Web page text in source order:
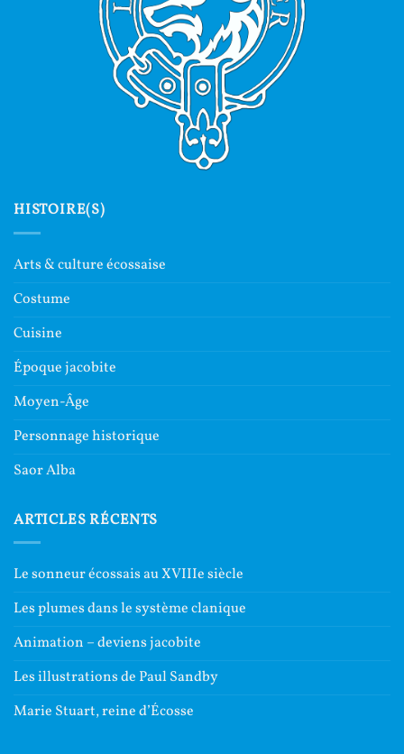
HISTOIRE(S)
Arts & culture écossaise
Costume
Cuisine
Époque jacobite
Moyen-Âge
Personnage historique
Saor Alba
ARTICLES RÉCENTS
Le sonneur écossais au XVIIIe siècle
Les plumes dans le système clanique
Animation – deviens jacobite
Les illustrations de Paul Sandby
Marie Stuart, reine d’Écosse